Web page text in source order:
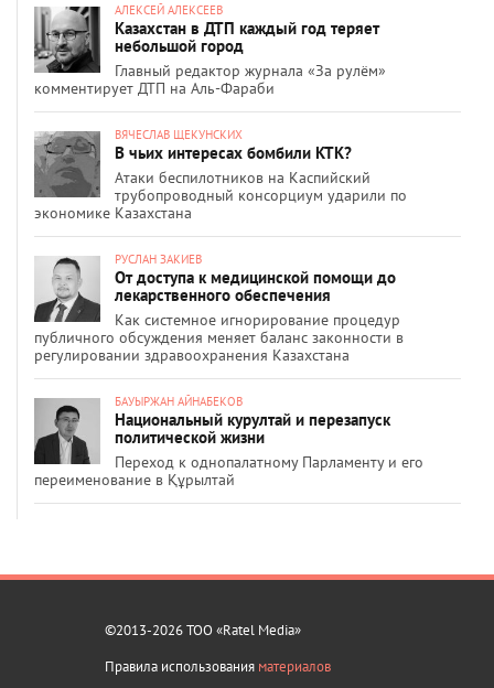
АЛЕКСЕЙ АЛЕКСЕЕВ
Казахстан в ДТП каждый год теряет
небольшой город
Главный редактор журнала «За рулём»
комментирует ДТП на Аль-Фараби
ВЯЧЕСЛАВ ЩЕКУНСКИХ
В чьих интересах бомбили КТК?
Атаки беспилотников на Каспийский
трубопроводный консорциум ударили по
экономике Казахстана
РУСЛАН ЗАКИЕВ
От доступа к медицинской помощи до
лекарственного обеспечения
Как системное игнорирование процедур
публичного обсуждения меняет баланс законности в
регулировании здравоохранения Казахстана
БАУЫРЖАН АЙНАБЕКОВ
Национальный курултай и перезапуск
политической жизни
Переход к однопалатному Парламенту и его
переименование в Құрылтай
©2013-2026 ТОО «Ratel Media»
Правила использования материалов